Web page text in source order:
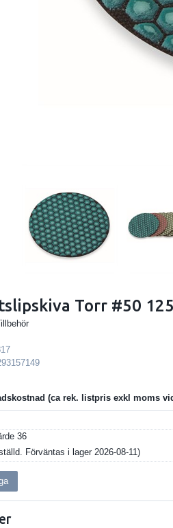
Torr #50
36
Förväntas i lager 2026-08-11